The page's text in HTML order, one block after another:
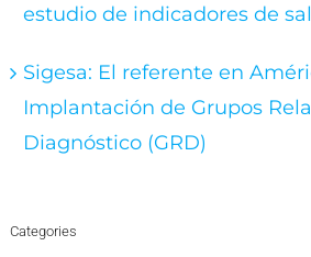
estudio de indicadores de
Sigesa: El referente en
Implantación de Grupos
Diagnóstico (GRD)
Categories